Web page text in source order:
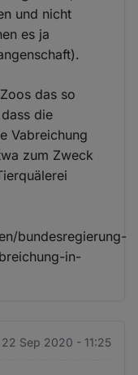
und nicht
es ja
das so
die
Vabreichung
zum Zweck
bundesregierung-
in-
22 Sep 2020 - 11:25